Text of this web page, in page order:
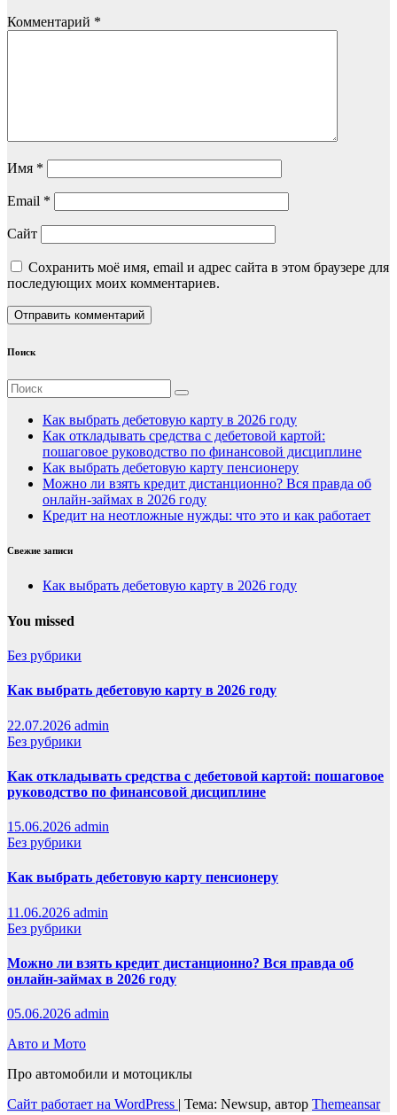
Комментарий *
Имя *
Email *
Сайт
Сохранить моё имя, email и адрес сайта в этом браузере для
последующих моих комментариев.
Поиск
Как выбрать дебетовую карту в 2026 году
Как откладывать средства с дебетовой картой:
пошаговое руководство по финансовой дисциплине
Как выбрать дебетовую карту пенсионеру
Можно ли взять кредит дистанционно? Вся правда об
онлайн-займах в 2026 году
Кредит на неотложные нужды: что это и как работает
Свежие записи
Как выбрать дебетовую карту в 2026 году
You missed
Без рубрики
Как выбрать дебетовую карту в 2026 году
22.07.2026 admin
Без рубрики
Как откладывать средства с дебетовой картой: пошаговое
руководство по финансовой дисциплине
15.06.2026 admin
Без рубрики
Как выбрать дебетовую карту пенсионеру
11.06.2026 admin
Без рубрики
Можно ли взять кредит дистанционно? Вся правда об
онлайн-займах в 2026 году
05.06.2026 admin
Авто и Мото
Про автомобили и мотоциклы
Сайт работает на WordPress | Тема: Newsup, автор Themeansar